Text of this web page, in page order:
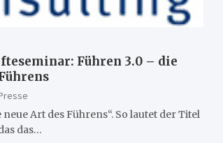
Führen 3.0 – die
neue Art des Führens“. So lautet der Titel
das…